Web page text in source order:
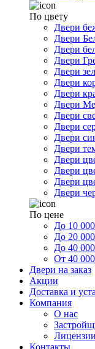
По цвету
Двери
Двери
Двери
Двери
Двери
Двери
Двери
Двери
Двери
Двери
Двери
Двери
Двери
Двери
Двери
Двери
По цене
До 10
До 20
До 40
От 40
Двери на заказ
Акции
Доставка и
Компания
О нас
Лицензии
Контакты